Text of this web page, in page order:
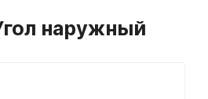
наружный